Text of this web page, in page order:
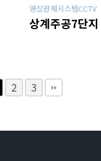
영상관제시스템CCTV
상계주공7단
2 3